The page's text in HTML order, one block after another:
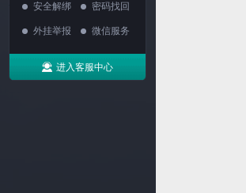
安全解绑 密码找回
外挂举报 微信服务
进入客服中心